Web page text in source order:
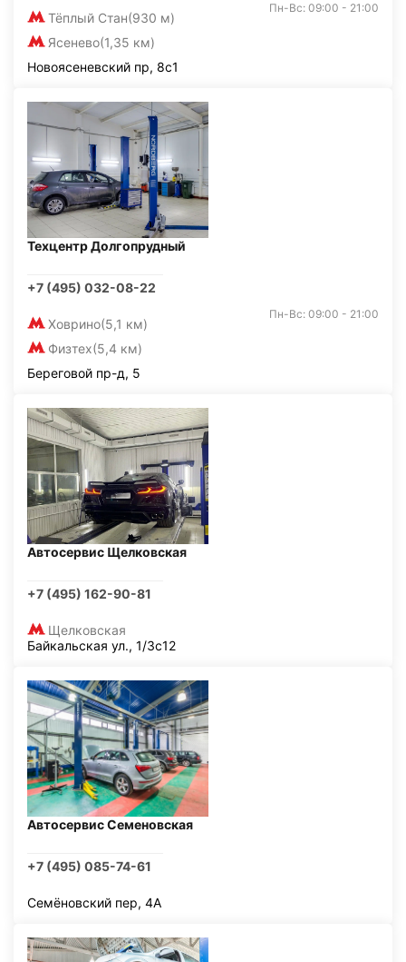
Тёплый Стан(930 м)
Ясенево(1,35 км)
Пн-Вс: 09:00 - 21:00
Новоясеневский пр, 8с1
Техцентр Долгопрудный
+7 (495) 032-08-22
Ховрино(5,1 км)
Физтех(5,4 км)
Пн-Вс: 09:00 - 21:00
Береговой пр-д, 5
Автосервис Щелковская
+7 (495) 162-90-81
Щелковская
Байкальская ул., 1/3с12
Автосервис Семеновская
+7 (495) 085-74-61
Семёновский пер, 4А